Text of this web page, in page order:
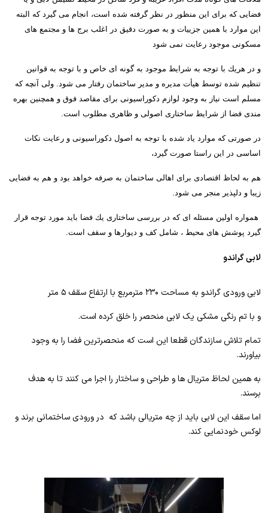
فضایی كه برای این منظور در نظر گرفته شده است، انجام می گیرد كه البته
این موارد با همین جزییات و به صورت دقیق در اغلب برج ها و مجتمع های
مسكونی موجود رعایت نمی شود
و در هریك با توجه به شرایط موجود به گونه ای خاص و با توجه به قوانین
تنظیم شده توسط هیأت مدیره و مدیر ساختمان رفتار می شود. ولی آنچه كه
مسلم است نیاز به وجود لوازم دكوراسیونی برای مقاصد فوق و همچنین بهره
مندی فضا از شرایط ساختاری اصولی و ظاهری مطلوب است.
در صورتی كه موارد یاد شده با توجه به اصول دكوراسیونی و رعایت نكات
اساسی در این راستا صورت گیرد،
هم به لحاظ اقتصادی برای اهالی ساختمان به صرفه خواهد بود و هم به فضایی
زیبا و دلپذیر منجر می شود.
همواره اولین مسئله ای كه در بررسی ساختاری یك فضا باید مورد توجه قرار
گیرد پوشش های محیط ، شامل كف و دیوارها و سقف است.
لابی گراندو
لابی ورودی گراندو به مساحت ۲۳۰ مترمربع با ارتفاع سقف ۵ متر
و با تم رنگی مشکی یک لابی منحصر را خلق کرده است.
تمام تلاش سازندگان قطعا این است که منحصرترین فضا را به وجود
بیاورند.
به همین لحاظ متریال ها و طراحی و ساختار را اجرا می کنند تا به هدف
برسند.
اما سقف این لابی باید از چه متریالی باشد که در ورودی ساختمانی برند و
لوکس خودنمایی کند.